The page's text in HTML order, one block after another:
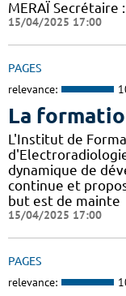
MERAÏ Secrétaire :
15/04/2025 17:00
PAGES
relevance:
La
L'Institut de
dynamique de
continue et
but est de mainte
15/04/2025 17:00
PAGES
relevance: